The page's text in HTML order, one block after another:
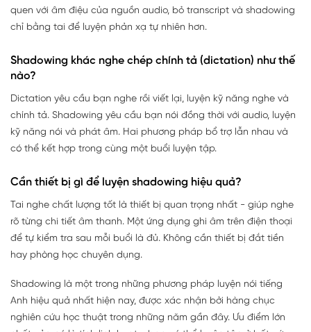
quen với âm điệu của nguồn audio, bỏ transcript và shadowing
chỉ bằng tai để luyện phản xạ tự nhiên hơn.
Shadowing khác nghe chép chính tả (dictation) như thế
nào?
Dictation yêu cầu bạn nghe rồi viết lại, luyện kỹ năng nghe và
chính tả. Shadowing yêu cầu bạn nói đồng thời với audio, luyện
kỹ năng nói và phát âm. Hai phương pháp bổ trợ lẫn nhau và
có thể kết hợp trong cùng một buổi luyện tập.
Cần thiết bị gì để luyện shadowing hiệu quả?
Tai nghe chất lượng tốt là thiết bị quan trọng nhất - giúp nghe
rõ từng chi tiết âm thanh. Một ứng dụng ghi âm trên điện thoại
để tự kiểm tra sau mỗi buổi là đủ. Không cần thiết bị đắt tiền
hay phòng học chuyên dụng.
Shadowing là một trong những phương pháp luyện nói tiếng
Anh hiệu quả nhất hiện nay, được xác nhận bởi hàng chục
nghiên cứu học thuật trong những năm gần đây. Ưu điểm lớn